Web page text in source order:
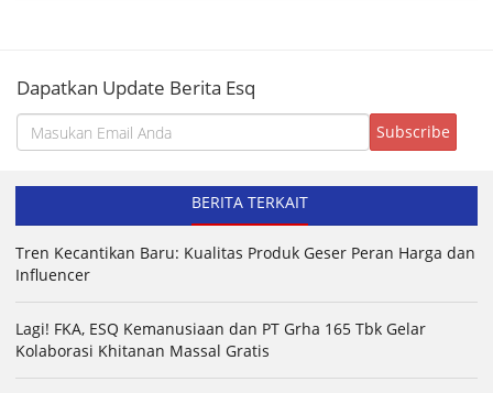
Dapatkan Update Berita Esq
BERITA TERKAIT
Tren Kecantikan Baru: Kualitas Produk Geser Peran Harga dan
Influencer
Lagi! FKA, ESQ Kemanusiaan dan PT Grha 165 Tbk Gelar
Kolaborasi Khitanan Massal Gratis